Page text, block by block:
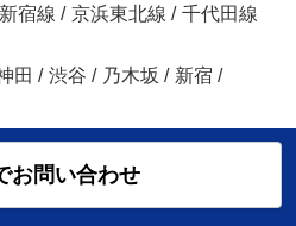
宿線 / 京浜東北線 / 千代田線
田 / 渋谷 / 乃木坂 / 新宿 /
お問い合わせ